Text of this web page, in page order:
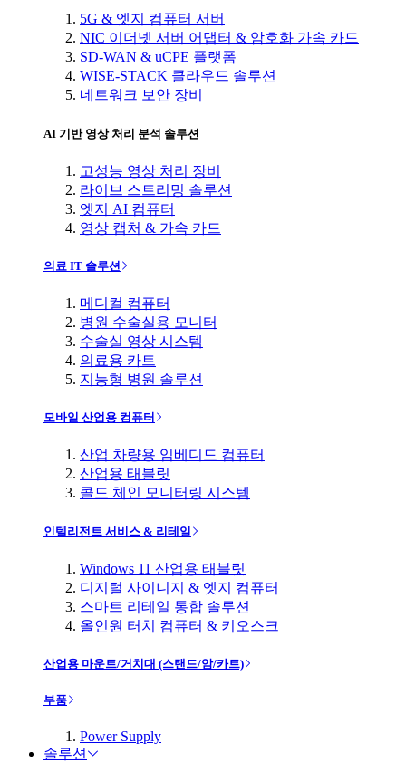
5G & 엣지 컴퓨터 서버
NIC 이더넷 서버 어댑터 & 암호화 가속 카드
SD-WAN & uCPE 플랫폼
WISE-STACK 클라우드 솔루션
네트워크 보안 장비
AI 기반 영상 처리 분석 솔루션
고성능 영상 처리 장비
라이브 스트리밍 솔루션
엣지 AI 컴퓨터
영상 캡처 & 가속 카드
의료 IT 솔루션
메디컬 컴퓨터
병원 수술실용 모니터
수술실 영상 시스템
의료용 카트
지능형 병원 솔루션
모바일 산업용 컴퓨터
산업 차량용 임베디드 컴퓨터
산업용 태블릿
콜드 체인 모니터링 시스템
인텔리전트 서비스 & 리테일
Windows 11 산업용 태블릿
디지털 사이니지 & 엣지 컴퓨터
스마트 리테일 통합 솔루션
올인원 터치 컴퓨터 & 키오스크
산업용 마운트/거치대 (스탠드/암/카트)
부품
Power Supply
솔루션